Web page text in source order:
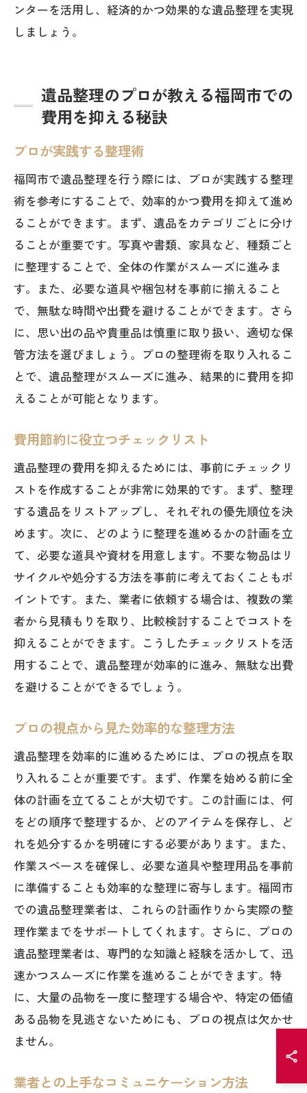
ンターを活用し、経済的かつ効果的な遺品整理を実現
しましょう。
遺品整理のプロが教える福岡市での
費用を抑える秘訣
プロが実践する整理術
福岡市で遺品整理を行う際には、プロが実践する整理
術を参考にすることで、効率的かつ費用を抑えて進め
ることができます。まず、遺品をカテゴリごとに分け
ることが重要です。写真や書類、家具など、種類ごと
に整理することで、全体の作業がスムーズに進みま
す。また、必要な道具や梱包材を事前に揃えること
で、無駄な時間や出費を避けることができます。さら
に、思い出の品や貴重品は慎重に取り扱い、適切な保
管方法を選びましょう。プロの整理術を取り入れるこ
とで、遺品整理がスムーズに進み、結果的に費用を抑
えることが可能となります。
費用節約に役立つチェックリスト
遺品整理の費用を抑えるためには、事前にチェックリ
ストを作成することが非常に効果的です。まず、整理
する遺品をリストアップし、それぞれの優先順位を決
めます。次に、どのように整理を進めるかの計画を立
て、必要な道具や資材を用意します。不要な物品はリ
サイクルや処分する方法を事前に考えておくこともポ
イントです。また、業者に依頼する場合は、複数の業
者から見積もりを取り、比較検討することでコストを
抑えることができます。こうしたチェックリストを活
用することで、遺品整理が効率的に進み、無駄な出費
を避けることができるでしょう。
プロの視点から見た効率的な整理方法
遺品整理を効率的に進めるためには、プロの視点を取
り入れることが重要です。まず、作業を始める前に全
体の計画を立てることが大切です。この計画には、何
をどの順序で整理するか、どのアイテムを保存し、ど
れを処分するかを明確にする必要があります。また、
作業スペースを確保し、必要な道具や整理用品を事前
に準備することも効率的な整理に寄与します。福岡市
での遺品整理業者は、これらの計画作りから実際の整
理作業までをサポートしてくれます。さらに、プロの
遺品整理業者は、専門的な知識と経験を活かして、迅
速かつスムーズに作業を進めることができます。特
に、大量の品物を一度に整理する場合や、特定の価値
ある品物を見逃さないためにも、プロの視点は欠かせ
ません。
業者との上手なコミュニケーション方法